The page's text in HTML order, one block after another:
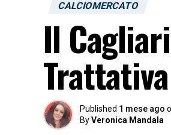
CALCIOMERCATO
Il
Published 1 mese ago
ByVeronica Mandala